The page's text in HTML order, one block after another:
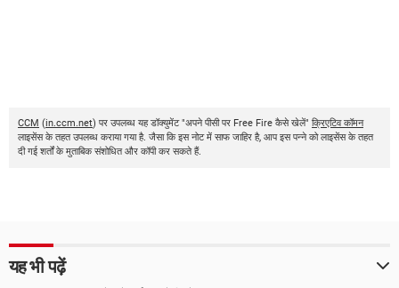
CCM (in.ccm.net) पर उपलब्ध यह डॉक्युमेंट "अपने पीसी पर Free Fire कैसे खेलें" क्रिएटिव कॉमन
लाइसेंस के तहत उपलब्ध कराया गया है. जैसा कि इस नोट में साफ जाहिर है, आप इस पन्ने को लाइसेंस के तहत
दी गई शर्तों के मुताबिक संशोधित और कॉपी कर सकते हैं.
यह भी पढ़ें